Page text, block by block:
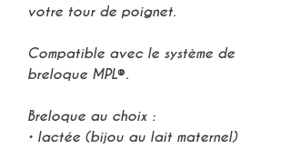
votre tour de poignet.
Compatible avec le système de
breloque MPL®.
Breloque au choix :
• lactée (bijou au lait maternel)